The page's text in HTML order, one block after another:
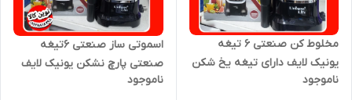
مخلوط کن صنعتی ۶ تیغه
یونیک لایف دارای تیغه یخ شکن
۳۸۰۰وات مدل ۲۰۲۳
ناموجود
اسموتی ساز صنعتی ۶تیغه
صنعتی پارچ نشکن یونیک لایف
ناموجود